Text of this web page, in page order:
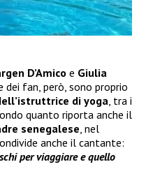
D’Amico e Giulia
fan, però, sono proprio
di yoga, tra i
quanto riporta anche il
senegalese, nel
anche il cantante:
per viaggiare e quello